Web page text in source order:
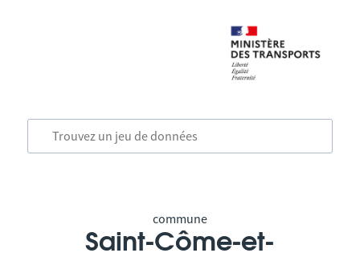
commune
Saint-Côme-et-